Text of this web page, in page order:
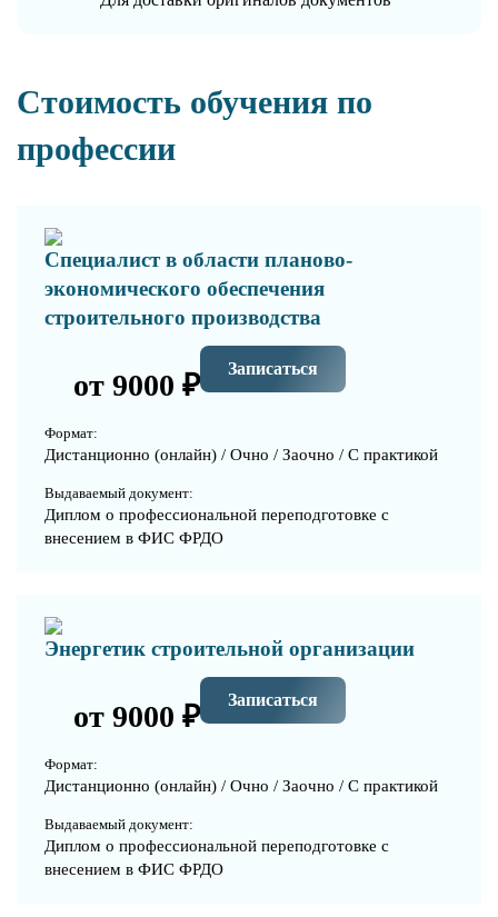
Стоимость обучения по
профессии
Специалист в области планово-
экономического обеспечения
строительного производства
от 9000 ₽ Записаться
Формат:
Дистанционно (онлайн) / Очно / Заочно / С практикой
Выдаваемый документ:
Диплом о профессиональной переподготовке с
внесением в ФИС ФРДО
Энергетик строительной организации
от 9000 ₽ Записаться
Формат:
Дистанционно (онлайн) / Очно / Заочно / С практикой
Выдаваемый документ:
Диплом о профессиональной переподготовке с
внесением в ФИС ФРДО